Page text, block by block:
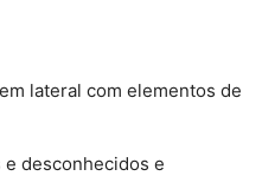
lateral com elementos de
desconhecidos e